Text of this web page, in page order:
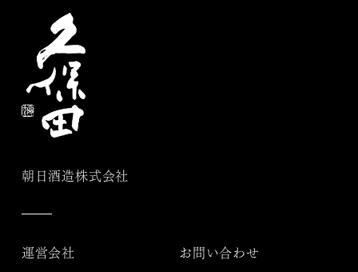
朝日酒造株式会社
運営会社 お問い合わせ